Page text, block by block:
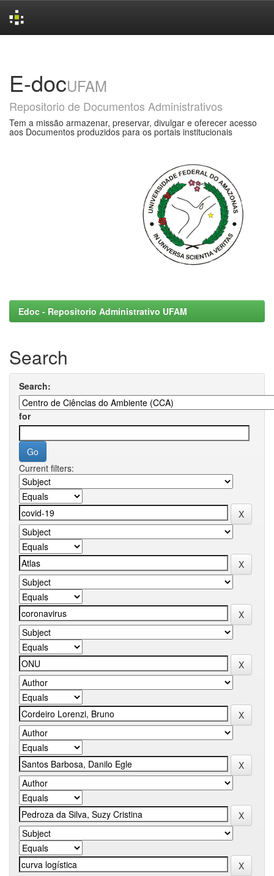
E-docUFAM
Repositorio de Documentos Administrativos
Tem a missão armazenar, preservar, divulgar e oferecer acesso
aos Documentos produzidos para os portais institucionais
Edoc - Repositorio Administrativo UFAM
Search
Search:
for
Current filters: